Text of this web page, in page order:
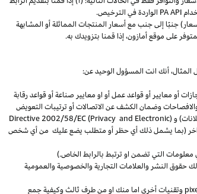
الواردة في الترخيص.
)جنبًا إلىجنب معأسعار المنتجات المماثلةأو المشابهة
على موقعأمازون، إذا قمنا بتزويدك به.
المثال،أنك انت المسؤول الوحيد عن:
أو معايير أو قواعد عمل أو او معايير صناعة أو قواعد رقابة
وضمان الكشف عن الاتصالات أو ترتيبات التعويض
و (Directive 2002/58/EC (Privacy and Electronic
اخر (بما يشمل ذلك أي حظر أو متطلب يضع عليك من أي شخص
التي تضمن او ترتبط بالرابط الخاص.)
النشر والعلامات التجارية والخصوصية والعمومية
وتقنيات أخرى اما منك او من طرف ثالث وكيفية جمع